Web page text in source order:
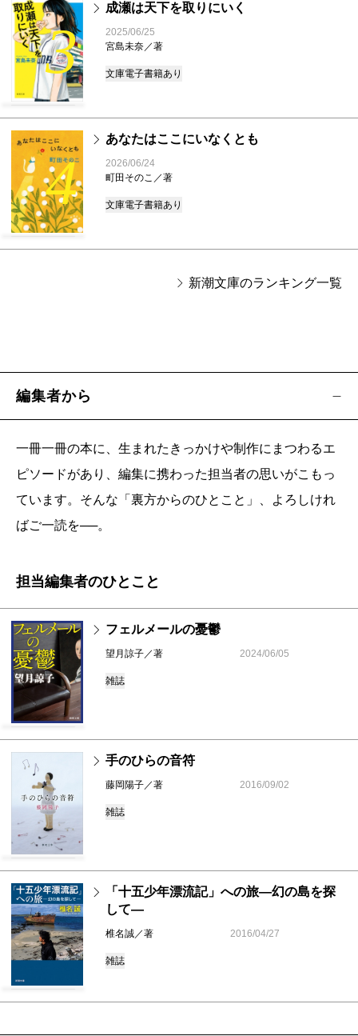
3
成瀬は天下を取りにいく
2025/06/25
宮島未奈／著
文庫電子書籍あり
4
あなたはここにいなくとも
2026/06/24
町田そのこ／著
文庫電子書籍あり
新潮文庫のランキング一覧
編集者から
一冊一冊の本に、生まれたきっかけや制作にまつわるエ
ピソードがあり、編集に携わった担当者の思いがこもっ
ています。そんな「裏方からのひとこと」、よろしけれ
ばご一読を──。
担当編集者のひとこと
フェルメールの憂鬱
望月諒子／著 2024/06/05
雑誌
手のひらの音符
藤岡陽子／著 2016/09/02
雑誌
「十五少年漂流記」への旅―幻の島を探
して―
椎名誠／著 2016/04/27
雑誌